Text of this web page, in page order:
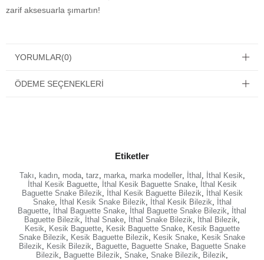
zarif aksesuarla şımartın!
YORUMLAR(0)
ÖDEME SEÇENEKLERI
Etiketler
Takı kadın, moda, tarz marka, marka modeller, İthal İthal Kesik
İthal Kesik Baguette, İthal Kesik Baguette Snake,
İthal Kesik
Baguette Snake Bilezik
İthal Kesik Baguette Bilezik
İthal Kesik
Snake, İthal Kesik Snake Bilezik İthal Kesik Bilezik
İthal
Baguette
İthal Baguette Snake İthal Baguette Snake Bilezik
İthal
Baguette Bilezik
İthal Snake İthal Snake Bilezik İthal Bilezik
Kesik
Kesik Baguette, Kesik Baguette Snake,
Kesik Baguette
Snake Bilezik
Kesik Baguette Bilezik Kesik Snake
Kesik Snake
Bilezik
Kesik Bilezik Baguette, Baguette Snake,
Baguette Snake
Bilezik
Baguette Bilezik Snake Snake Bilezik Bilezik